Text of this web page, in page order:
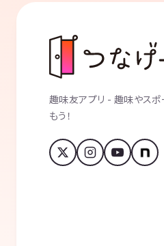
趣味友アプリ - 趣味やスポ
もう！